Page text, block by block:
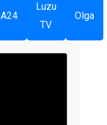
A24
Luzu
TV
Olga